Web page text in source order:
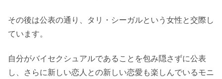
その後は公表の通り、タリ・シーガルという女性と交際し
ています。
自分がバイセクシュアルであることを包み隠さずに公表
し、さらに新しい恋人との新しい恋愛も楽しんでいるモニ